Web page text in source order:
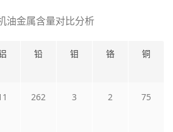
油金属含量对比分析
铅 钼 铬 铜
262 3 2 75